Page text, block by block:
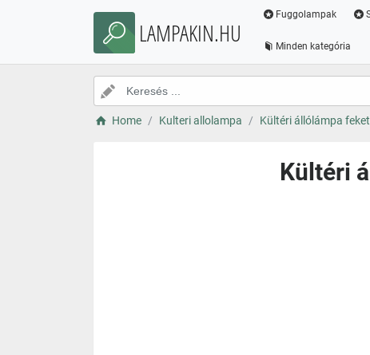
LAMPAKIN.HU
Fuggolampak
Minden kategória
Home Kulteri allolampa Kültéri állólámpa
Kültéri